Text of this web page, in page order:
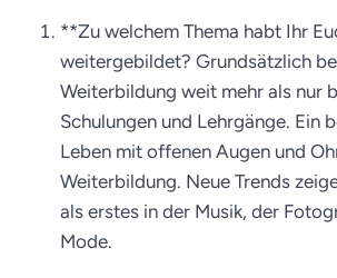
**Zu welchem Thema habt Ihr
weitergebildet? Grundsätzlich
Weiterbildung weit mehr als nur
Schulungen und Lehrgänge. Ein
Leben mit offenen Augen und
Weiterbildung. Neue Trends
als erstes in der Musik, der
Mode.